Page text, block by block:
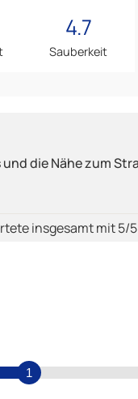
4.7
Sauberkeit
die Nähe zum
insgesamt mit 5/5